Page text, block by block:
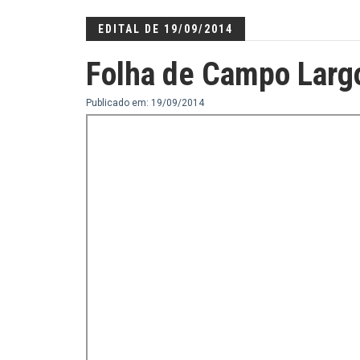
EDITAL DE 19/09/2014
Folha de Campo
Publicado em: 19/09/2014